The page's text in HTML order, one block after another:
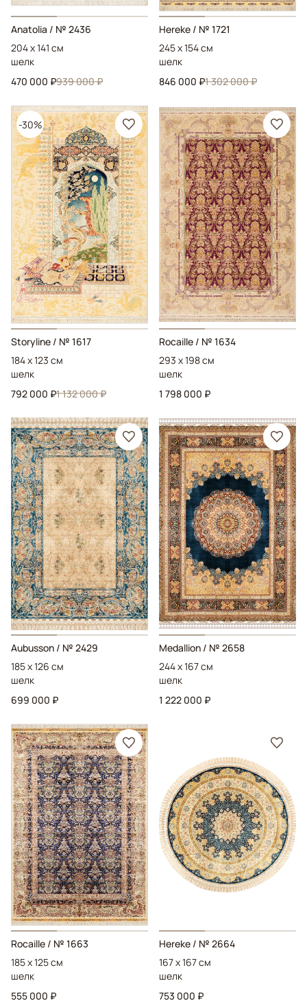
Anatolia / № 2436
204 x 141 см
шелк
470 000 ₽939 000 ₽
Hereke / № 1721
245 x 154 см
шелк
846 000 ₽1 302 000 ₽
-30%
Storyline / № 1617
184 x 123 см
шелк
792 000 ₽1 132 000 ₽
Rocaille / № 1634
293 x 198 см
шелк
1 798 000 ₽
Aubusson / № 2429
185 x 126 см
шелк
699 000 ₽
Medallion / № 2658
244 x 167 см
шелк
1 222 000 ₽
Rocaille / № 1663
185 x 125 см
шелк
555 000 ₽
Hereke / № 2664
167 x 167 см
шелк
753 000 ₽